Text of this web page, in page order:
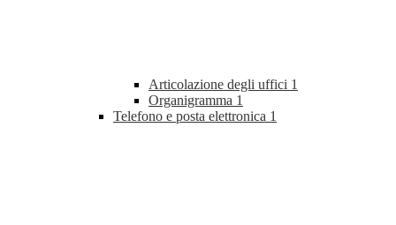
Articolazione degli uffici 1
Organigramma 1
Telefono e posta elettronica 1